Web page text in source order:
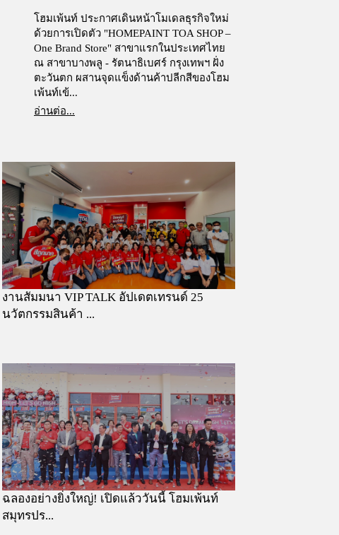
โฮมเพ้นท์ ประกาศเดินหน้าโมเดลธุรกิจใหม่
ด้วยการเปิดตัว "HOMEPAINT TOA SHOP –
One Brand Store" สาขาแรกในประเทศไทย
ณ สาขาบางพลู - รัตนาธิเบศร์ กรุงเทพฯ ฝั่ง
ตะวันตก ผสานจุดแข็งด้านค้าปลีกสีของโฮม
เพ้นท์เข้...
อ่านต่อ...
งานสัมมนา VIP TALK อัปเดตเทรนด์ 25
นวัตกรรมสินค้า ...
ฉลองอย่างยิ่งใหญ่! เปิดแล้ววันนี้ โฮมเพ้นท์
สมุทรปร...